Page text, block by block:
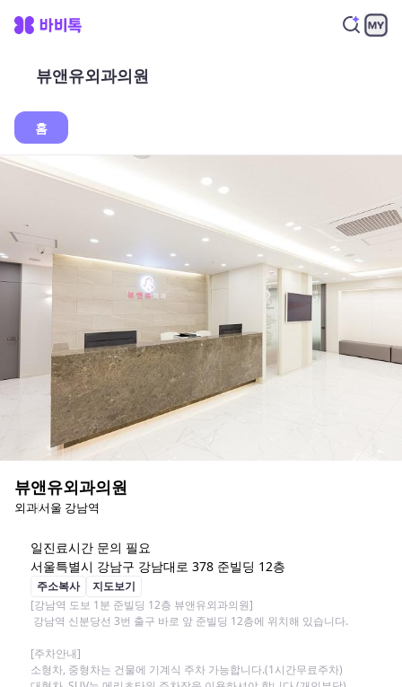
뷰앤유외과의원
홈
뷰앤유외과의원
외과서울 강남역
일진료시간 문의 필요
서울특별시 강남구 강남대로 378 준빌딩 12층
주소복사
지도보기
[강남역 도보 1분 준빌딩 12층 뷰앤유외과의원]
[주차안내]
소형차, 중형차는 건물에 기계식 주차 가능합니다.(1시간무료주차)